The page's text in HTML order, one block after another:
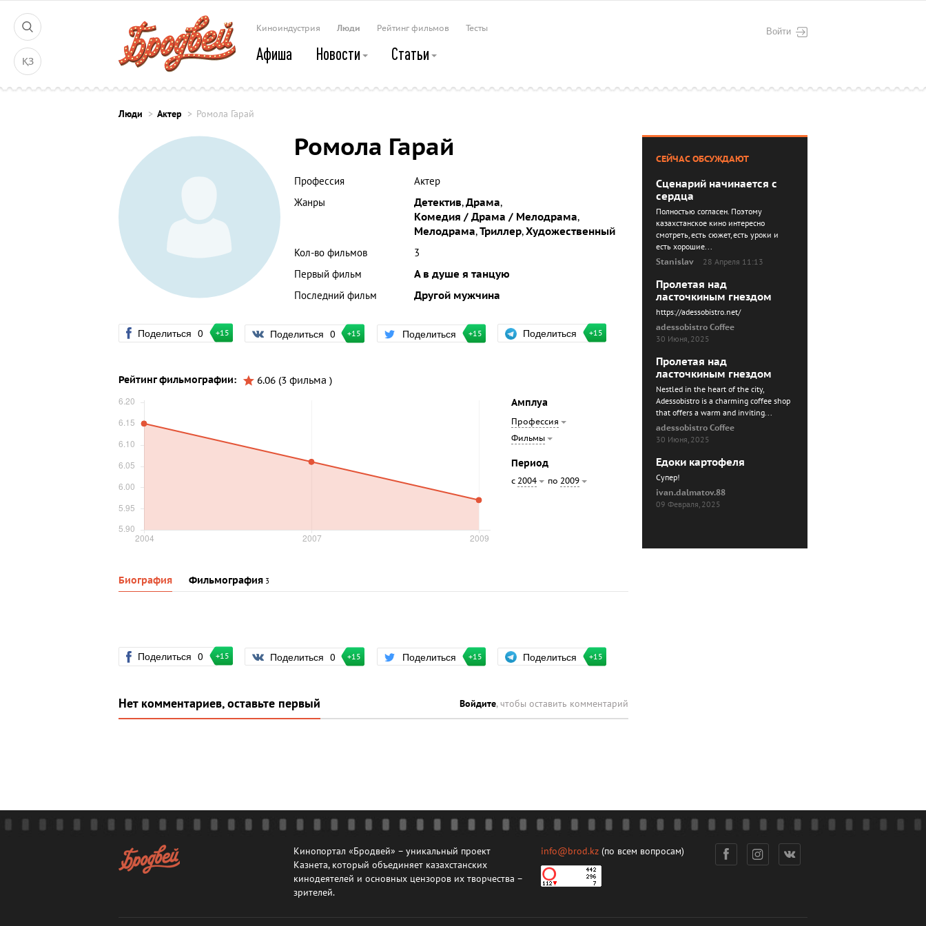
ҚЗ
Войти
Киноиндустрия Люди Рейтинг фильмов Тесты
Афиша Новости Статьи
Люди Актер Ромола Гарай
Ромола Гарай
Профессия
Актер
Жанры
Детектив,Драма,
Комедия / Драма / Мелодрама,
Мелодрама,Триллер,Художественный
Кол-во фильмов
3
Первый фильм
А в душе я танцую
Последний фильм
Другой мужчина
Поделиться 0 +15 Поделиться 0 +15 Поделиться +15 Поделиться +15
Рейтинг фильмографии:
6.06 (3 фильма )
Амплуа
Профессия
Фильмы
Период
с 2004 по 2009
Биография Фильмография 3
Поделиться 0 +15 Поделиться 0 +15 Поделиться +15 Поделиться +15
Нет комментариев, оставьте первый Войдите, чтобы оставить комментарий
СЕЙЧАС ОБСУЖДАЮТ
Сценарий начинается с
сердца
Полностью согласен. Поэтому
казахстанское кино интересно
смотреть, есть сюжет, есть уроки и
есть хорошие...
Stanislav
28 Апреля 11:13
Пролетая над
ласточкиным гнездом
https://adessobistro.net/
adessobistro Coffee
30 Июня, 2025
Пролетая над
ласточкиным гнездом
Nestled in the heart of the city,
Adessobistro is a charming coffee shop
that offers a warm and inviting...
adessobistro Coffee
30 Июня, 2025
Едоки картофеля
Cупер!
ivan.dalmatov.88
09 Февраля, 2025
Кинопортал «Бродвей» – уникальный проект
Казнета, который объединяет казахстанских
кинодеятелей и основных цензоров их творчества –
зрителей.
info@brod.kz (по всем вопросам)